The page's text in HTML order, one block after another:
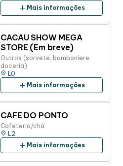
add Mais informações
CACAU SHOW MEGA
STORE (Em breve)
Outros (sorvete, bomboniere,
doceria)
place L0
add Mais informações
CAFE DO PONTO
Cafeteria/chá
place L2
add Mais informações